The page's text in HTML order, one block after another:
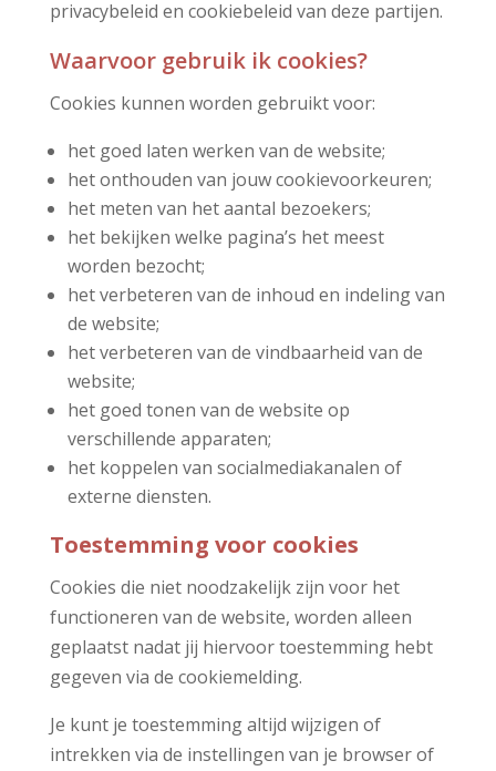
privacybeleid en cookiebeleid van deze partijen.
Waarvoor gebruik ik cookies?
Cookies kunnen worden gebruikt voor:
het goed laten werken van de website;
het onthouden van jouw cookievoorkeuren;
het meten van het aantal bezoekers;
het bekijken welke pagina’s het meest
worden bezocht;
het verbeteren van de inhoud en indeling van
de website;
het verbeteren van de vindbaarheid van de
website;
het goed tonen van de website op
verschillende apparaten;
het koppelen van socialmediakanalen of
externe diensten.
Toestemming voor cookies
Cookies die niet noodzakelijk zijn voor het
functioneren van de website, worden alleen
geplaatst nadat jij hiervoor toestemming hebt
gegeven via de cookiemelding.
Je kunt je toestemming altijd wijzigen of
intrekken via de instellingen van je browser of